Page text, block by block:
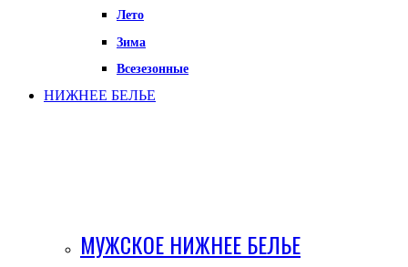
Лето
Зима
Всезезонные
НИЖНЕЕ БЕЛЬЕ
МУЖСКОЕ НИЖНЕЕ БЕЛЬЕ